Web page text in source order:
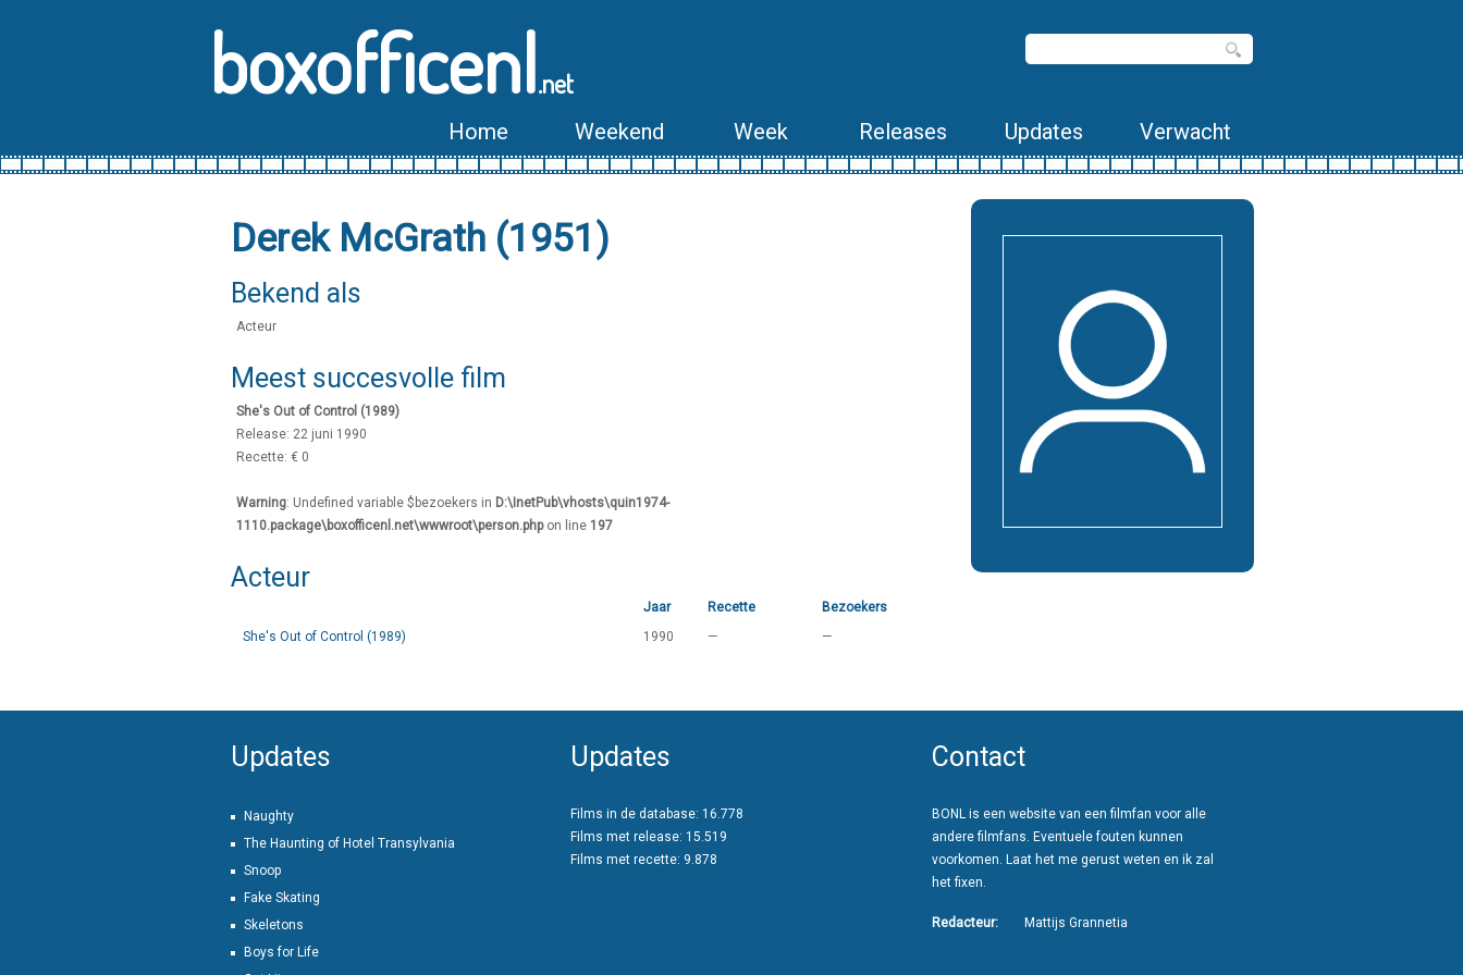
boxofficenl.net
Home Weekend Week Releases Updates Verwacht
Derek McGrath (1951)
Bekend als
Acteur
Meest succesvolle film
She's Out of Control (1989)
Release: 22 juni 1990
Recette: € 0
Warning: Undefined variable $bezoekers in D:\InetPub\vhosts\quin1974-
1110.package\boxofficenl.net\wwwroot\person.phpon line 197
Acteur
Jaar Recette
Bezoekers
She's Out of Control (1989)
1990 — —
Updates
Naughty
The Haunting of Hotel Transylvania
Snoop
Fake Skating
Skeletons
Boys for Life
Updates
Films in de database: 16.778
Films met release: 15.519
Films met recette: 9.878
Contact
BONL is een website van een filmfan voor alle
andere filmfans. Eventuele fouten kunnen
voorkomen. Laat het me gerust weten en ik zal
het fixen.
Redacteur: Mattijs Grannetia